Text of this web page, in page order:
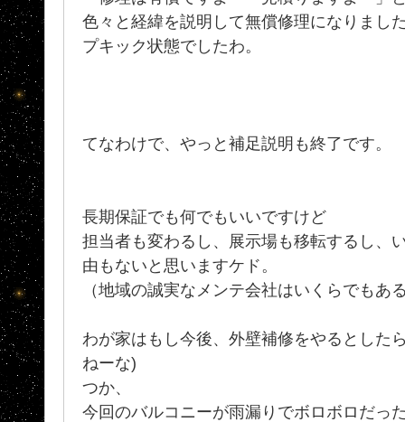
色々と経緯を説明して無償修理になりまし
プキック状態でしたわ。
てなわけで、やっと補足説明も終了です。
長期保証でも何でもいいですけど
担当者も変わるし、展示場も移転するし、
由もないと思いますケド。
（地域の誠実なメンテ会社はいくらでもあ
わが家はもし今後、外壁補修をやるとした
ねーな)
つか、
今回のバルコニーが雨漏りでボロボロだっ